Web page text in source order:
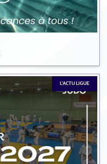
L'ACTU LIGUE